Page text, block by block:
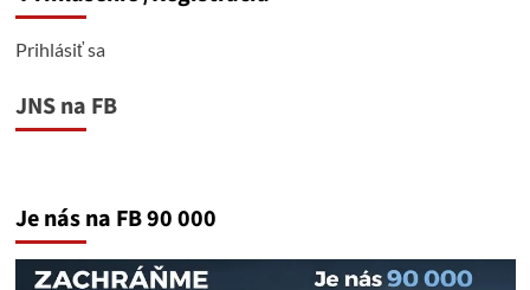
Prihlásiť sa
JNS na FB
Je nás na FB 90 000